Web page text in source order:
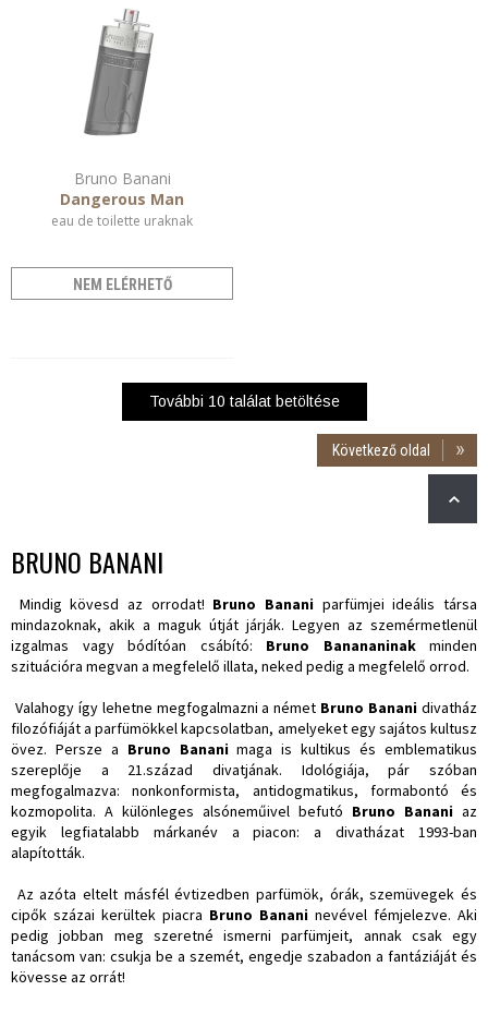
Bruno Banani
Dangerous Man
eau de toilette uraknak
NEM ELÉRHETŐ
További 10 találat betöltése
Következő oldal
BRUNO BANANI
Mindig kövesd az orrodat! Bruno Banani parfümjei ideális társa
mindazoknak, akik a maguk útját járják. Legyen az szemérmetlenül
izgalmas vagy bódítóan csábító: Bruno Banananinakminden
szituációra megvan a megfelelő illata, neked pedig a megfelelő orrod.
Valahogy így lehetne megfogalmazni a német Bruno Banani divatház
filozófiáját a parfümökkel kapcsolatban, amelyeket egy sajátos kultusz
övez. Persze a Bruno Bananimaga is kultikus és emblematikus
szereplője a 21.század divatjának. Idológiája, pár szóban
megfogalmazva: nonkonformista, antidogmatikus, formabontó és
kozmopolita. A különleges alsóneműivel befutó Bruno Banani az
egyik legfiatalabb márkanév a piacon: a divatházat 1993-ban
alapították.
Az azóta eltelt másfél évtizedben parfümök, órák, szemüvegek és
cipők százai kerültek piacra Bruno Banani nevével fémjelezve. Aki
pedig jobban meg szeretné ismerni parfümjeit, annak csak egy
tanácsom van: csukja be a szemét, engedje szabadon a fantáziáját és
kövesse az orrát!